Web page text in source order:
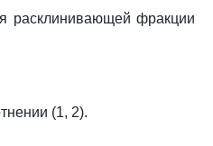
расклинивающей фракции
(1, 2).